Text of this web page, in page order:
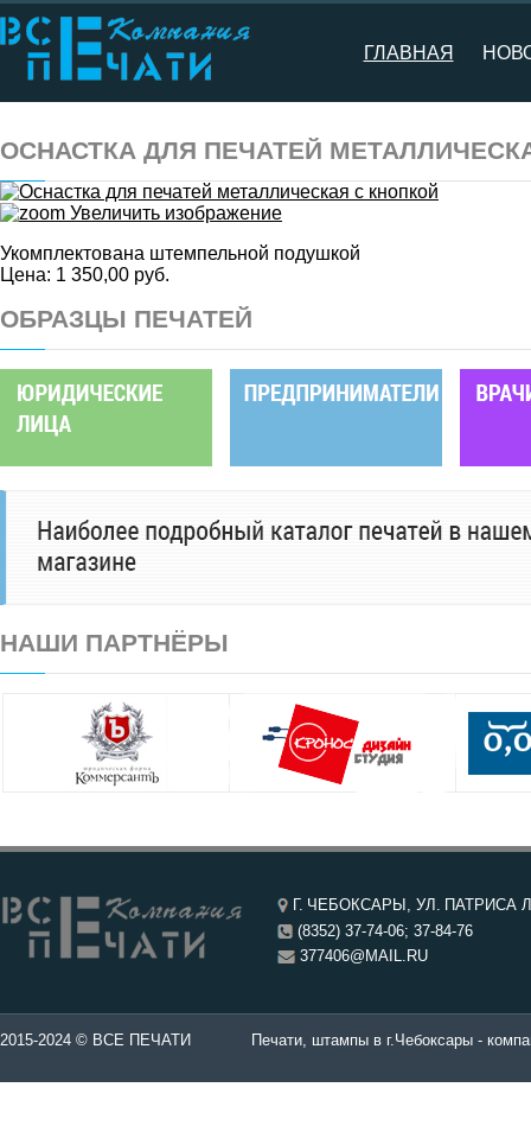
ГЛАВНАЯ
ОСНАСТКА ДЛЯ ПЕЧАТЕЙ
Увеличить изображение
Укомплектована штемпельной подушкой
Цена: 1 350,00 руб.
ОБРАЗЦЫ ПЕЧАТЕЙ
НАШИ ПАРТНЁРЫ
Г. ЧЕБОКСАРЫ, УЛ. ПАТРИСА
(8352) 37-74-06; 37-84-76
377406@MAIL.RU
в Чебоксары. Печати, штампы в г.Чебоксары -
2015-2024 © ВСЕ ПЕЧАТИ